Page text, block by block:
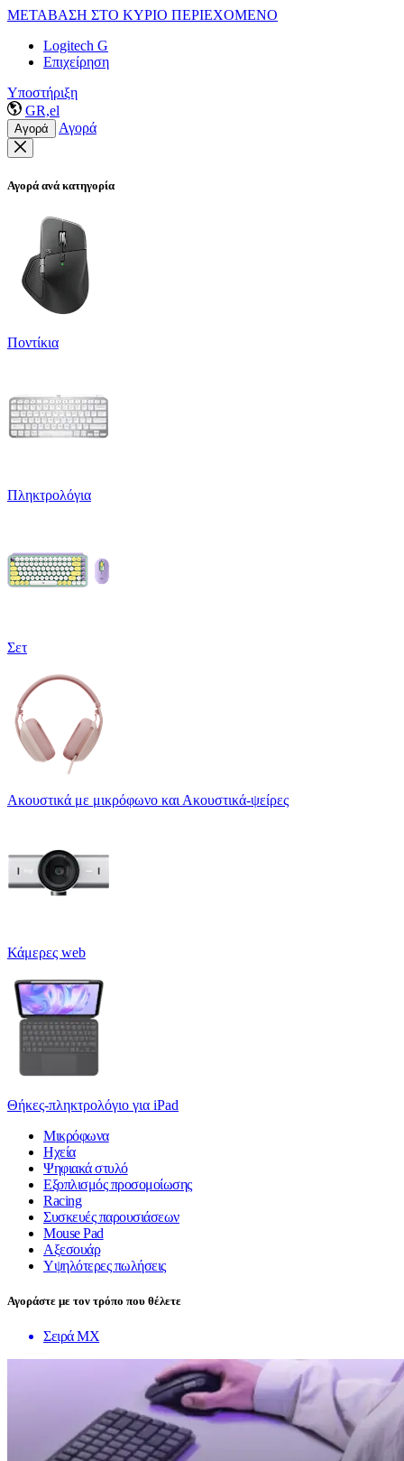
ΜΕΤΑΒΑΣΗ ΣΤΟ ΚΥΡΙΟ ΠΕΡΙΕΧΟΜΕΝΟ
Logitech G
Επιχείρηση
Υποστήριξη
GR,el
Αγορά Αγορά
Αγορά ανά κατηγορία
Ποντίκια
Πληκτρολόγια
Σετ
Ακουστικά με μικρόφωνο και Ακουστικά-ψείρες
Κάμερες web
Θήκες-πληκτρολόγιο για iPad
Μικρόφωνα
Ηχεία
Ψηφιακά στυλό
Εξοπλισμός προσομοίωσης
Racing
Συσκευές παρουσιάσεων
Mouse Pad
Αξεσουάρ
Υψηλότερες πωλήσεις
Αγοράστε με τον τρόπο που θέλετε
Σειρά MX